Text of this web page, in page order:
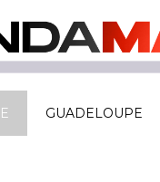
GUADELOUPE